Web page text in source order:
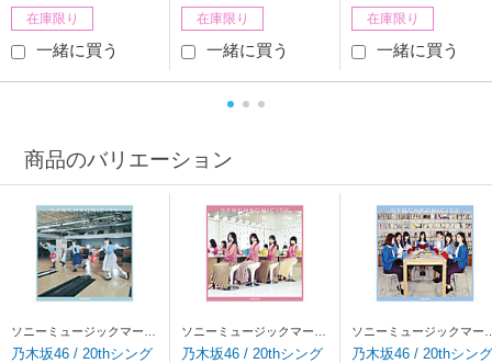
在庫限り
一緒に買う
在庫限り
一緒に買う
在庫限り
一緒に買う
商品のバリエーション
ソニーミュージックマーケ
ティング
乃木坂46 / 20thシング
ソニーミュージックマーケ
ティング
乃木坂46 / 20thシング
ソニーミュージックマー
ティング
乃木坂46 / 20thシング